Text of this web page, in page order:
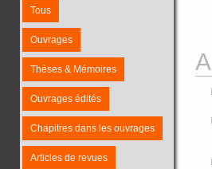
Tous
Ouvrages
Thèses & Mémoires
Ouvrages édités
Chapitres dans les ouvrages
Articles de revues
A